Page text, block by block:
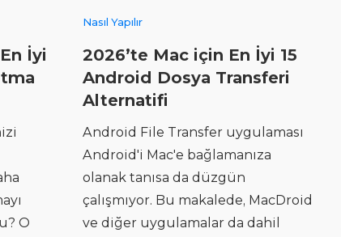
İyi
O
Nasıl Yapılır
2026’te Mac için En İyi 15
Android Dosya Transferi
Alternatifi
Android File Transfer uygulaması
Android'i Mac'e bağlamanıza
olanak tanısa da düzgün
çalışmıyor. Bu makalede, MacDroid
ve diğer uygulamalar da dahil